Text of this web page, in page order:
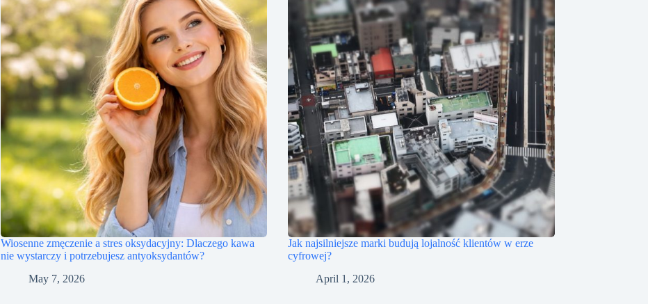
Wiosenne zmęczenie a stres oksydacyjny: Dlaczego kawa
nie wystarczy i potrzebujesz antyoksydantów?
May 7, 2026
Jak najsilniejsze marki budują lojalność klientów w erze
cyfrowej?
April 1, 2026